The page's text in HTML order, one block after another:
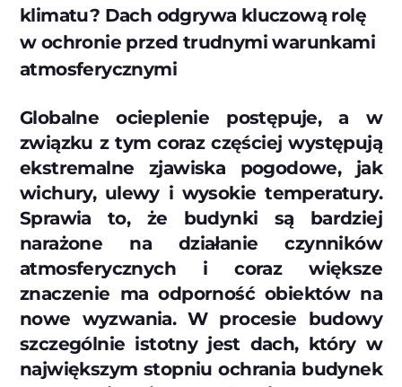
klimatu? Dach odgrywa kluczową rolę
w ochronie przed trudnymi warunkami
atmosferycznymi
Globalne ocieplenie postępuje, a w
związku z tym coraz częściej występują
ekstremalne zjawiska pogodowe, jak
wichury, ulewy i wysokie temperatury.
Sprawia to, że budynki są bardziej
narażone na działanie czynników
atmosferycznych i coraz większe
znaczenie ma odporność obiektów na
nowe wyzwania. W procesie budowy
szczególnie istotny jest dach, który w
największym stopniu ochrania budynek